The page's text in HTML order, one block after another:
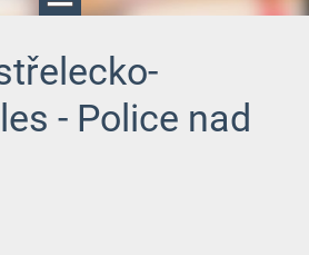
- Police nad